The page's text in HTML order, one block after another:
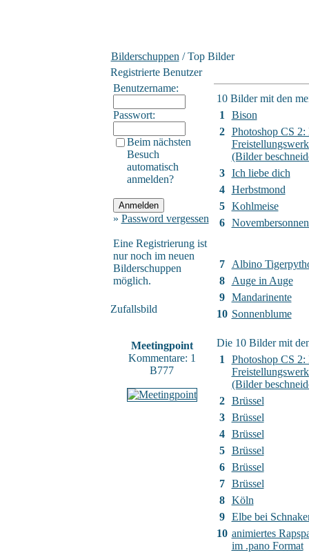
Bilderschuppen / Top Bilder
Registrierte Benutzer
Benutzername:
Passwort:
Beim nächsten
Besuch
automatisch
anmelden?
» Password vergessen
Eine Registrierung ist
nur noch im neuen
Bilderschuppen
möglich.
Zufallsbild
Meetingpoint
Kommentare: 1
B777
10 Bilder mit den
1
Bison
2
Photoshop CS 2:
(Bilder
3
Ich liebe dich
4
Herbstmond
5
Kohlmeise
6
7
Albino
8
Auge in Auge
9
Mandarinente
10 Sonnenblume
Die 10 Bilder mit
1
Photoshop CS 2:
(Bilder
2
Brüssel
3
Brüssel
4
Brüssel
5
Brüssel
6
Brüssel
7
Brüssel
8
Köln
9
Elbe bei
10 animiertes
im .pano Format